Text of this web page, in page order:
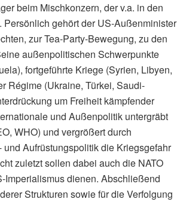
beim Mischkonzern, der v.a. in den
gehört der US-Außenminister
zur Tea-Party-Bewegung, zu den
außenpolitischen Schwerpunkte
fortgeführte Kriege (Syrien, Libyen,
Régime (Ukraine, Türkei, Saudi-
um Freiheit kämpfender
und Außenpolitik untergräbt
WHO) und vergrößert durch
und Aufrüstungspolitik die Kriegsgefahr
zuletzt sollen dabei auch die NATO
Imperialismus dienen. Abschließend
Strukturen sowie für die Verfolgung